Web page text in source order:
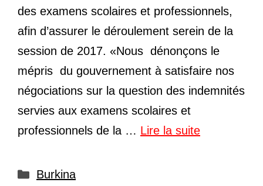
des examens scolaires et professionnels,
afin d’assurer le déroulement serein de la
session de 2017. «Nous dénonçons le
mépris du gouvernement à satisfaire nos
négociations sur la question des indemnités
servies aux examens scolaires et
professionnels de la … Lire la suite
Catégories
Burkina